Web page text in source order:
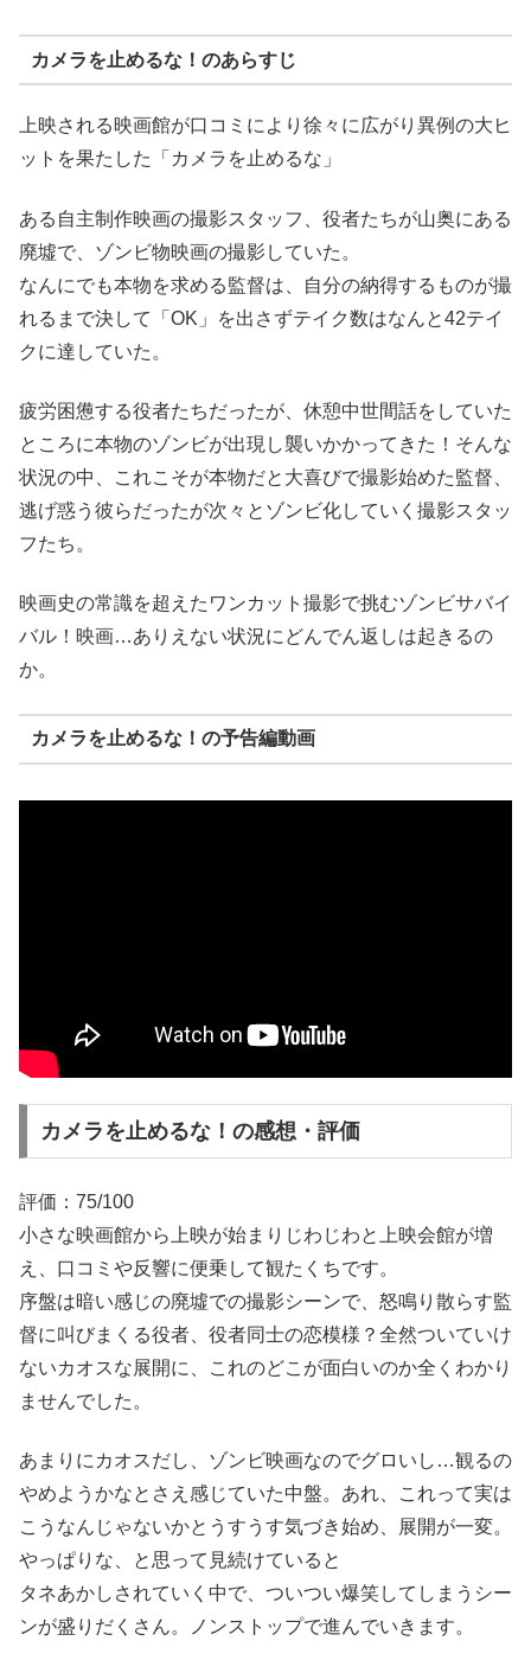
カメラを止めるな！のあらすじ
上映される映画館が口コミにより徐々に広がり異例の大ヒ
ットを果たした「カメラを止めるな」
ある自主制作映画の撮影スタッフ、役者たちが山奥にある
廃墟で、ゾンビ物映画の撮影していた。
なんにでも本物を求める監督は、自分の納得するものが撮
れるまで決して「OK」を出さずテイク数はなんと42テイ
クに達していた。
疲労困憊する役者たちだったが、休憩中世間話をしていた
ところに本物のゾンビが出現し襲いかかってきた！そんな
状況の中、これこそが本物だと大喜びで撮影始めた監督、
逃げ惑う彼らだったが次々とゾンビ化していく撮影スタッ
フたち。
映画史の常識を超えたワンカット撮影で挑むゾンビサバイ
バル！映画…ありえない状況にどんでん返しは起きるの
か。
カメラを止めるな！の予告編動画
カメラを止めるな！の感想・評価
評価：75/100
小さな映画館から上映が始まりじわじわと上映会館が増
え、口コミや反響に便乗して観たくちです。
序盤は暗い感じの廃墟での撮影シーンで、怒鳴り散らす監
督に叫びまくる役者、役者同士の恋模様？全然ついていけ
ないカオスな展開に、これのどこが面白いのか全くわかり
ませんでした。
あまりにカオスだし、ゾンビ映画なのでグロいし…観るの
やめようかなとさえ感じていた中盤。あれ、これって実は
こうなんじゃないかとうすうす気づき始め、展開が一変。
やっぱりな、と思って見続けていると
タネあかしされていく中で、ついつい爆笑してしまうシー
ンが盛りだくさん。ノンストップで進んでいきます。